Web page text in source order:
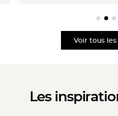
Voir tous
Les inspira